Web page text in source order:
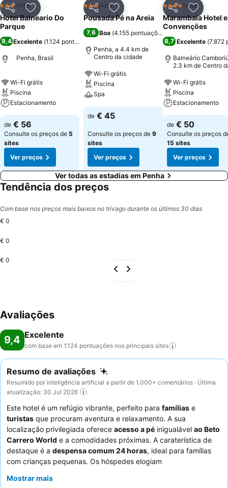
PartilharAdicionar aos favoritos
3 Estrelas
Hotel
Hotel Balneario Do
Parque
9,4 Excelente (1.124 pontuações
Penha, Brasil
Wi-Fi grátis
Piscina
Estacionamento
de € 56
Consulte os preços de 5
sites
Ver preços
PartilharAdicionar aos favoritos
3 Estrelas
Hotel
Pousada Pé na Areia
7,6 Boa (4.155 pontuações
Penha, a 4.4 km de
Centro da cidade
Wi-Fi grátis
Piscina
Spa
de € 45
Consulte os preços de 9
sites
Ver preços
Partilhar
4 EstrelasHotel
Marambaia Hotel e
Convenções
8,7 Excelente (7.872
Balneário
2.3 km de Centro
Wi-Fi grátis
Piscina
Estacionamento
de € 50
Consulte os preços
15 sites
Ver preços
Ver todas as estadias em Penha
Tendência dos preços
Com base nos preços mais baixos no trivago durante os últimos 30 dias
€ 0
€ 0
€ 0
Avaliações
9,4 Excelente
com base em 1.124 pontuações nos principais sites
Resumo de avaliações
Resumido por inteligência artificial a partir de 1.000+ comentários · Última
atualização: 30 Jul 2026
Este hotel é um refúgio vibrante, perfeito para famílias e
turistas que procuram aventura e relaxamento. A sua
localização privilegiada oferece acesso a pé inigualável ao Beto
Carrero World e a comodidades próximas. A caraterística de
destaque é a despensa comum 24 horas, ideal para famílias
com crianças pequenas. Os hóspedes elogiam
variado buffet de pequeno-almoço
Mostrar mais